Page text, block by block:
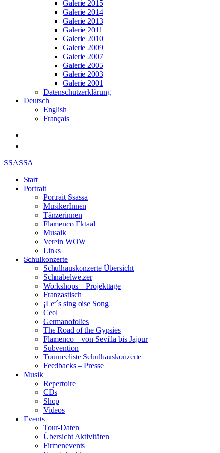
Galerie 2015
Galerie 2014
Galerie 2013
Galerie 2011
Galerie 2010
Galerie 2009
Galerie 2007
Galerie 2005
Galerie 2003
Galerie 2001
Datenschutzerklärung
Deutsch
English
Français
SSASSA
Start
Portrait
Portrait Ssassa
MusikerInnen
Tänzerinnen
Flamenco Ektaal
Musaik
Verein WOW
Links
Schulkonzerte
Schulhauskonzerte Übersicht
Schnabelwetzer
Workshops – Projekttage
Franzastisch
¡Let´s sing oise Song!
Ceol
Germanofolies
The Road of the Gypsies
Flamenco – von Sevilla bis Jajpur
Subvention
Tourneeliste Schulhauskonzerte
Feedbacks – Presse
Musik
Repertoire
CDs
Shop
Videos
Events
Tour-Daten
Übersicht Aktivitäten
Firmenevents